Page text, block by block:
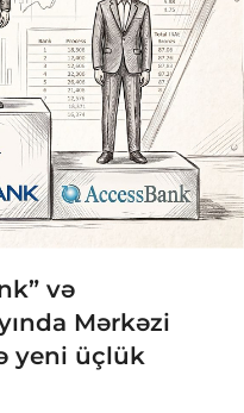
və
Mərkəzi
yeni üçlük